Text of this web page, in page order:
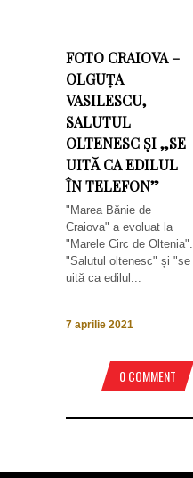
FOTO CRAIOVA –
OLGUȚA
VASILESCU,
SALUTUL
OLTENESC ȘI „SE
UITĂ CA EDILUL
ÎN TELEFON”
"Marea Bănie de
Craiova" a evoluat la
"Marele Circ de Oltenia".
"Salutul oltenesc" și "se
uită ca edilul...
7 aprilie 2021
0 COMMENT